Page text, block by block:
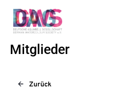
Mitglieder
Zurück